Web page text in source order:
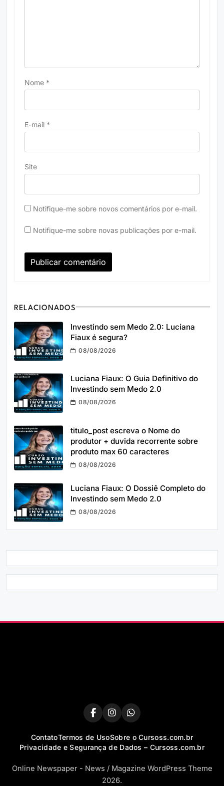
Nome *
E-mail *
Site
Notifique-me sobre novos comentários por e-mail.
Notifique-me sobre novas publicações por e-mail.
RELACIONADOS
Investindo sem Medo 2.0: Luciana
Fiaux é segura?
08/08/2026
Luciana Fiaux: O Guia Definitivo do
Investindo sem Medo 2.0
08/08/2026
titulo_post escreva o Nome do
produtor + duvida recorrente sobre
produto max 60 caracteres
08/08/2026
Luciana Fiaux: O Dossiê Completo do
Investindo sem Medo 2.0
08/08/2026
ContatoTermos de UsoSobre o Cursoss.com.br
Privacidade e Segurança de Dados – Cursoss.com.br
Online Newspaper - News / Magazine WordPress Theme
2026.